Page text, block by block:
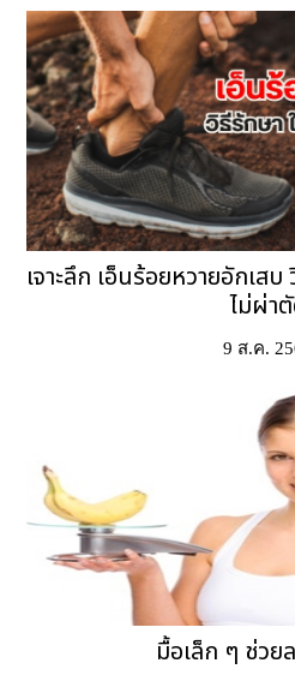
เจาะลึก เอ็นร้อยหวายอักเส
ไม่ผ่า
9 ส.ค.
มื้อเล็ก ๆ ช่ว